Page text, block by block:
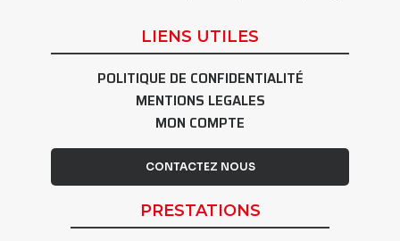
LIENS UTILES
POLITIQUE DE CONFIDENTIALITÉ
MENTIONS LEGALES
MON COMPTE
CONTACTEZ NOUS
PRESTATIONS